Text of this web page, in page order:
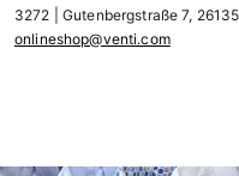
3272 | Gutenbergstraße 7,
onlineshop@venti.com